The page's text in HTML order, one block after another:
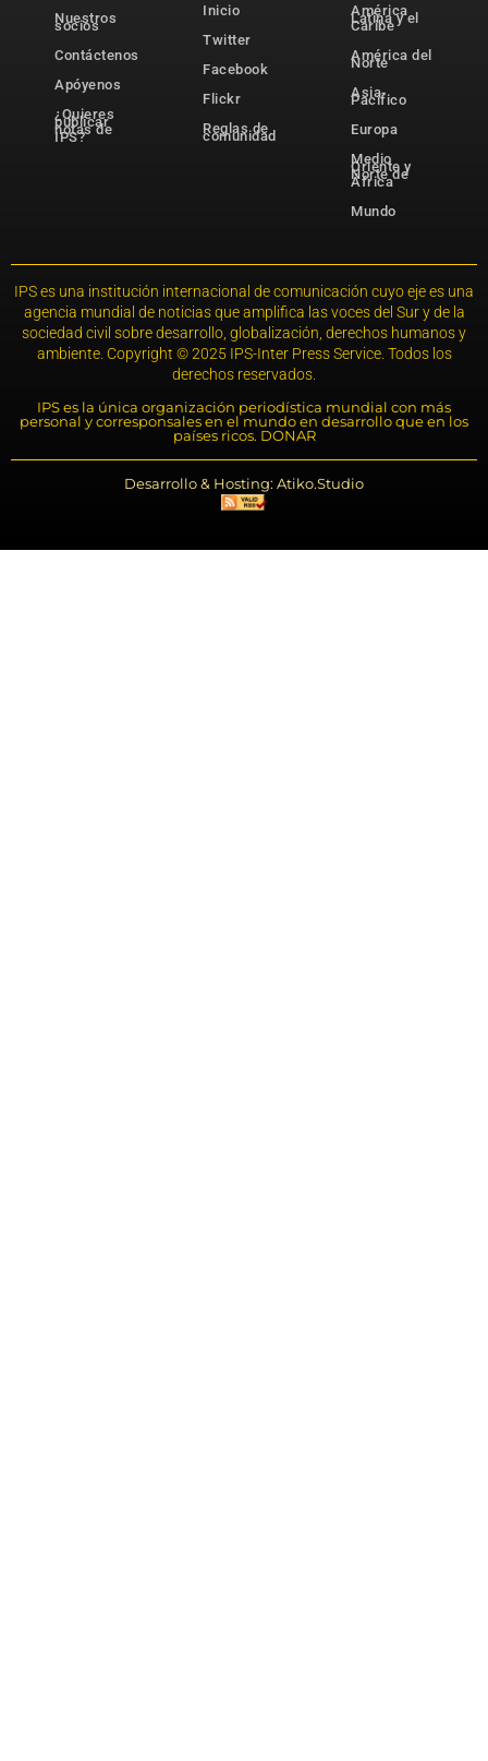
Nuestros
socios
Contáctenos
Apóyenos
¿Quieres
publicar
notas de
IPS?
Inicio
Twitter
Facebook
Flickr
Reglas de
comunidad
América
Latina y el
Caribe
América del
Norte
Asia-
Pacífico
Europa
Medio
Oriente y
Norte de
África
Mundo
IPS es una institución internacional de comunicación cuyo eje es una
agencia mundial de noticias que amplifica las voces del Sur y de la
sociedad civil sobre desarrollo, globalización, derechos humanos y
ambiente. Copyright © 2025 IPS-Inter Press Service. Todos los
derechos reservados.
IPS es la única organización periodística mundial con más
personal y corresponsales en el mundo en desarrollo que en los
países ricos. DONAR
Desarrollo & Hosting: Atiko.Studio